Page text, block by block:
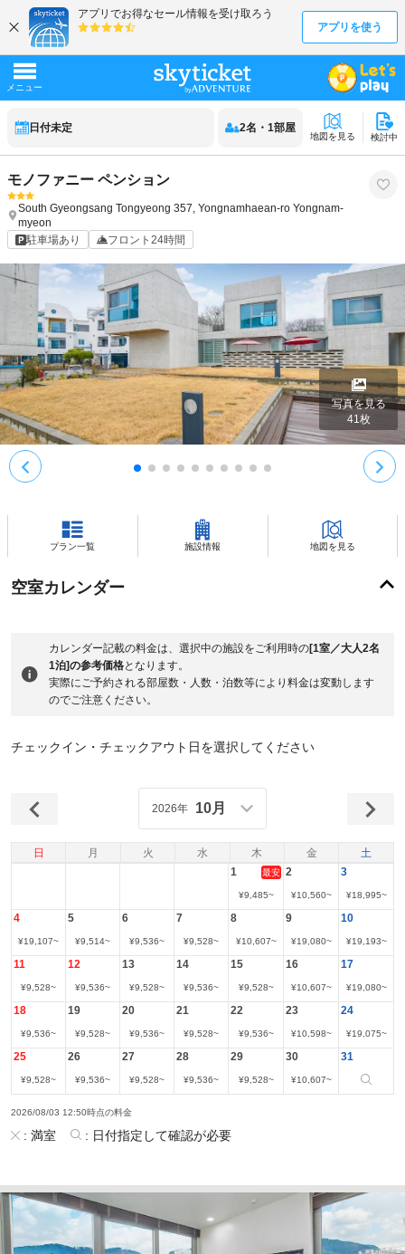
日付未定 2名 ・ 1部屋
地図を見る 検討中
モノファニー ペンション
South Gyeongsang Tongyeong 357, Yongnamhaean-ro Yongnam-
myeon
駐車場あり
フロント24時間
写真を見る
41枚
プラン一覧 施設情報 地図を見る
空室カレンダー
カレンダー記載の料金は、選択中の施設をご利用時の[1室／大人2名
1泊]の参考価格となります。
実際にご予約される部屋数・人数・泊数等により料金は変動します
のでご注意ください。
チェックイン・チェックアウト日を選択してください
日 月 火 水 木 金 土
2026年 10月
1 最安
¥9,485~
2
¥10,560~
3
¥18,995~
4
¥19,107~
5
¥9,514~
6
¥9,536~
7
¥9,528~
8
¥10,607~
9
¥19,080~
10
¥19,193~
11
¥9,528~
12
¥9,536~
13
¥9,528~
14
¥9,536~
15
¥9,528~
16
¥10,607~
17
¥19,080~
18
¥9,536~
19
¥9,528~
20
¥9,536~
21
¥9,528~
22
¥9,536~
23
¥10,598~
24
¥19,075~
25
¥9,528~
26
¥9,536~
27
¥9,528~
28
¥9,536~
29
¥9,528~
30
¥10,607~
31
2026/08/03 12:50時点の料金
: 満室 : 日付指定して確認が必要